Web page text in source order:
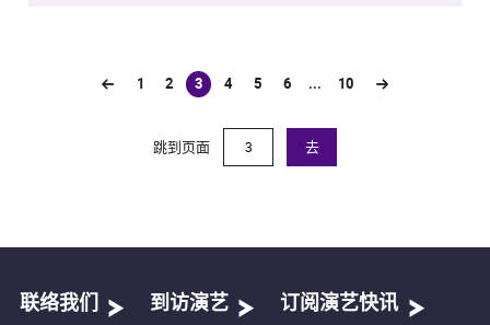
1 2 3
(current)
4 5 6 ... 10
跳到页面 去
联络我们 到访演艺 订阅演艺快讯